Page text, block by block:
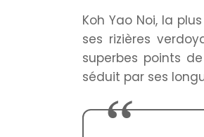
Koh Yao Noi, la
ses rizières
superbes points
séduit par ses